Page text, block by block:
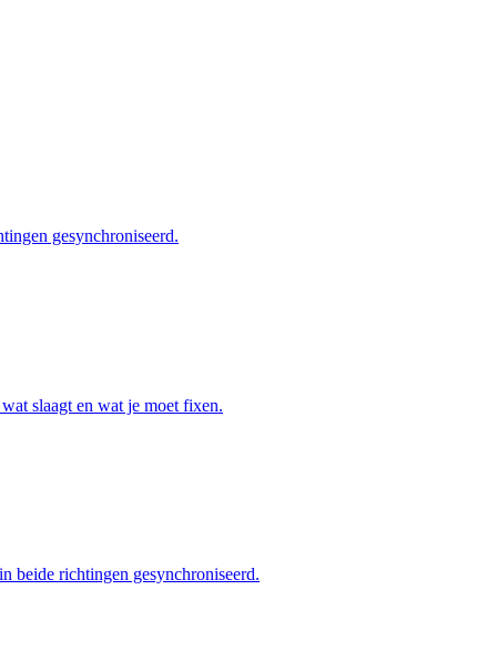
gesynchroniseerd.
slaagt en wat je moet fixen.
beide richtingen gesynchroniseerd.